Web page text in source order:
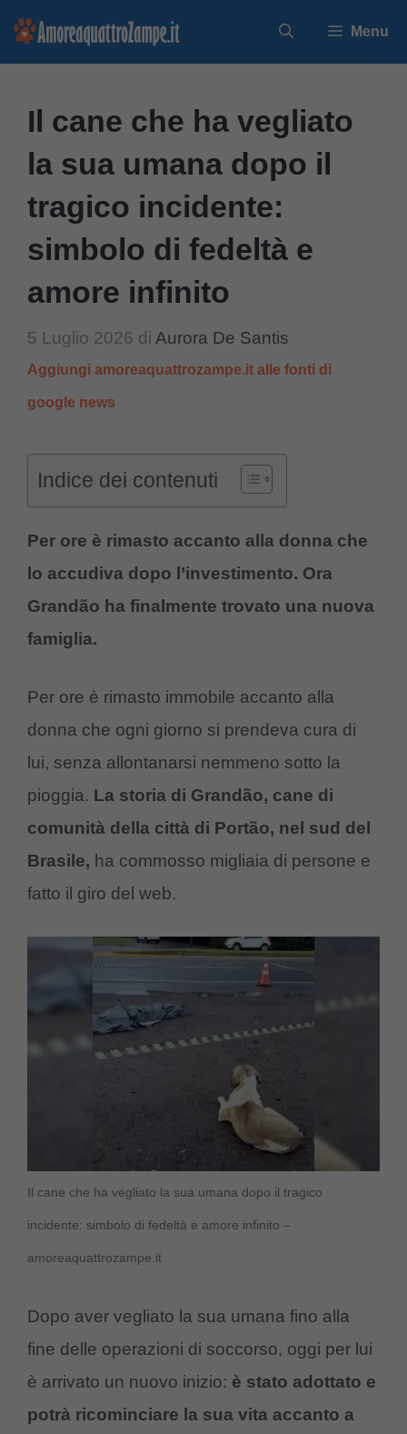
Vai
Menu
Il cane che ha vegliato
la sua umana dopo il
tragico incidente:
simbolo di fedeltà e
amore infinito
5 Luglio 2026 di Aurora De Santis
Aggiungi amoreaquattrozampe.it alle fonti di
google news
Indice dei contenuti
Per ore è rimasto accanto alla donna che
lo accudiva dopo l’investimento. Ora
Grandão ha finalmente trovato una nuova
famiglia.
Per ore è rimasto immobile accanto alla
donna che ogni giorno si prendeva cura di
lui, senza allontanarsi nemmeno sotto la
pioggia. La storia di Grandão, cane di
comunità della città di Portão, nel sud del
Brasile, ha commosso migliaia di persone e
fatto il giro del web.
Il cane che ha vegliato la sua umana dopo il tragico
incidente: simbolo di fedeltà e amore infinito –
amoreaquattrozampe.it
Dopo aver vegliato la sua umana fino alla
fine delle operazioni di soccorso, oggi per lui
è arrivato un nuovo inizio: è stato adottato e
potrà ricominciare la sua vita accanto a